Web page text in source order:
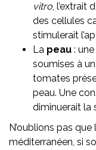
vitro, l’extrait
des cellules
stimulerait
La peau :
soumises à
tomates
peau. Une
diminuerait la
N’oublions pas
méditerranéen, si